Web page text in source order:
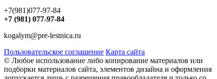
+7(981)077-97-84
+7 (981) 077-97-84
kogalym@pre-lestnica.ru
Пользовательское соглашение Карта сайта
© Любое использование либо копирование материалов или
подборки материалов сайта, элементов дизайна и оформления